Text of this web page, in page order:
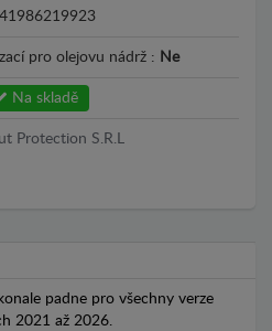
pro olejovu nádrž : Ne
Na skladě
Protection S.R.L
padne pro všechny verze
2021 až 2026.